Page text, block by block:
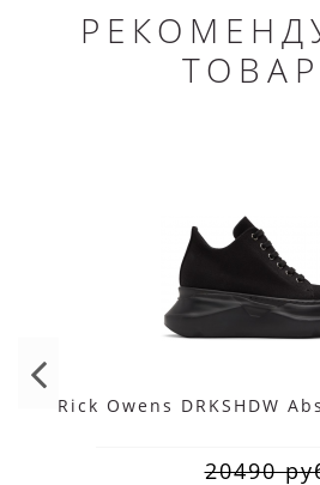
Rick Owens DRKSHDW
20490